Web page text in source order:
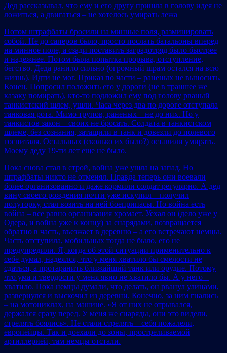
Дед рассказывал, что ему и его другу пришла в голову идея не
ложиться, а двигаться – не хотелось умирать лежа
Потом штрафбаты бросили на минные поля, разминировать
собой. Не до саперов было, просто послать батальоны вперед
на минное поле, а сзади поставить заградотряд было быстрее
и надежнее. Потом была попытка прорыва, отступление,
бегство. Деда ранило сильно (огромный шрам остался на всю
жизнь). Идти не мог. Приказ по части – раненых не выносить.
Конец. Попросил положить его у дороги (не в траншее же
казаку помирать), кто-то подложил ему под голову рваный
танкистский шлем, ушли. Часа через два по дороге отступала
танковая рота. Мимо трупов, раненых – не до них. Но у
танкистов закон – своих не бросать. Солдата в танкистском
шлеме, без сознания, затащили в танк и довезли до полевого
госпиталя. Остальных (сколько их было?) оставили умирать.
Моему деду 19-ти лет еще не было.
Пока снова стал в строй, война уже ушла на запад. Но
штрафбаты никто не отменял. Правда теперь они воевали
более организованно и даже кормили солдат регулярно. А дед
вину своего рождения почти уже искупил – получил
полуторку, стал возить на ней боеприпасы. Но война есть
война – все равно организация хромает. Уехал он (дело уже у
Одера, и война уже к концу) за снарядами, возвращается
обратно в часть, въезжает в деревню – а его встречают немцы.
Часть отступила, мобильных тогда не было, его не
предупредили. Я, когда об этой ситуации применительно к
себе думал, надеялся, что у меня хватило бы смелости не
сдаться, а протаранить ближайший танк или орудие. Потому
что ума и твердости у меня явно не хватило бы. А у него –
хватило. Пока немцы думали, что делать, он рванул улицами,
развернулся и выскочил из деревни. Конечно, за ним гнались
– на мотоциклах, на машине. «Я от них не отрывался,
держался сразу перед. У меня же снаряды, они это видели,
стрелять боялись». Не стали стрелять – себя пожалели,
европейцы. Так и доехали до зоны, простреливаемой
артиллерией, там немцы отстали.